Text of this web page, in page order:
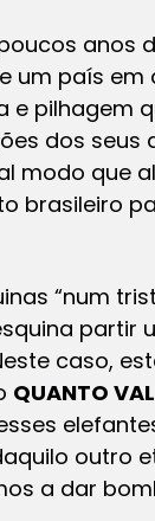
anos
um país
pilhagem
dos seus
modo que
brasileiro
“num
partir
caso,
QUANTO
outro
a dar